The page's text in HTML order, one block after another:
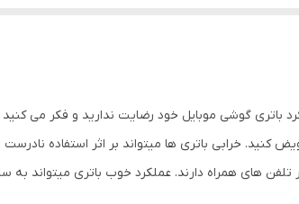
باتری گوشی موبایل خود رضایت ندارید و فکر می
کنید. خرابی باتری ها میتواند بر اثر استفاده
تلفن های همراه دارند. عملکرد خوب باتری میتواند